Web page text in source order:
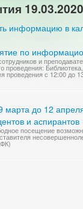
19.03.2020
информацию в
по
и
проведения:
проведения с 12:00 до
марта до 12
и аспирантов
посещение